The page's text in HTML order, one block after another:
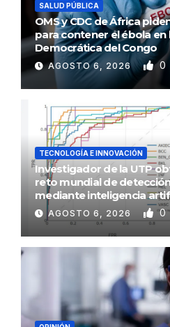
SALUD PÚBLICA
OMS y CDC de África
para contener el ébola en
Democrática del Congo
AGOSTO 6, 2026 0
TECNOLOGÍA E INNOVACIÓN
Investigador de la UTP
reto mundial de
mediante inteligencia
AGOSTO 6, 2026 0